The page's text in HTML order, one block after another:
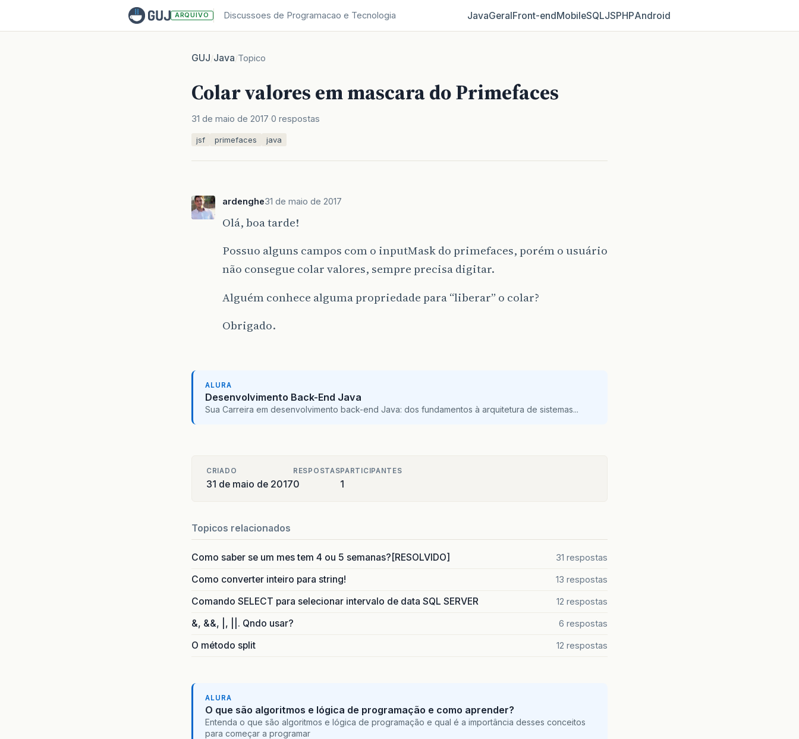
ARQUIVO Discussoes de Programacao e Tecnologia JavaGeralFront‑endMobileSQLJSPHPAndroid
GUJ/Java/Topico
Colar valores em mascara do Primefaces
31 de maio de 2017 0 respostas
jsf primefaces java
ardenghe31 de maio de 2017
Olá, boa tarde!
Possuo alguns campos com o inputMask do primefaces, porém o usuário
não consegue colar valores, sempre precisa digitar.
Alguém conhece alguma propriedade para “liberar” o colar?
Obrigado.
ALURA
Desenvolvimento Back-End Java
Sua Carreira em desenvolvimento back-end Java: dos fundamentos à arquitetura de sistemas...
CRIADO
31 de maio de 2017
RESPOSTAS
0
PARTICIPANTES
1
Topicos relacionados
Como saber se um mes tem 4 ou 5 semanas?[RESOLVIDO] 31 respostas
Como converter inteiro para string! 13 respostas
Comando SELECT para selecionar intervalo de data SQL SERVER 12 respostas
&, &&, |, ||. Qndo usar? 6 respostas
O método split 12 respostas
ALURA
O que são algoritmos e lógica de programação e como aprender?
Entenda o que são algoritmos e lógica de programação e qual é a importância desses conceitos
para começar a programar